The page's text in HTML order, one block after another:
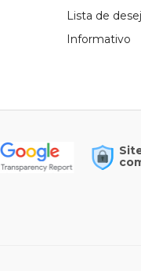
Lista de
Informativo